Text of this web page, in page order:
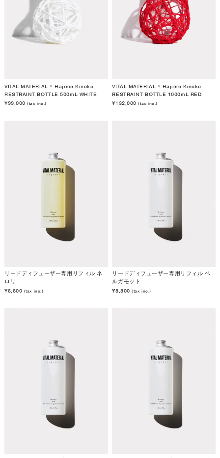
VITAL MATERIAL × Hajime Kinoko
RESTRAINT BOTTLE 500mL WHITE
¥99,000 (tax inc.)
VITAL MATERIAL × Hajime Kinoko
RESTRAINT BOTTLE 1000mL RED
¥132,000 (tax inc.)
リードディフューザー専用リフィル ネ
ロリ
¥8,800 (tax inc.)
リードディフューザー専用リフィル ベ
ルガモット
¥8,800 (tax inc.)